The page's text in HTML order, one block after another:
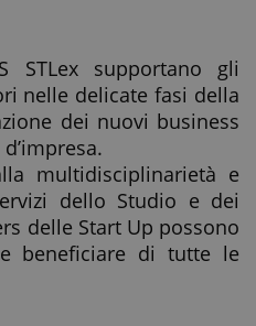
STLex supportano gli
nelle delicate fasi della
dei nuovi business
multidisciplinarietà e
dello Studio e dei
delle Start Up possono
beneficiare di tutte le